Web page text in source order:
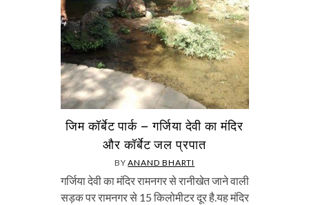
जिम कॉर्बेट पार्क – गर्जिया देवी का मंदिर
और कॉर्बेट जल प्रपात
BYANAND BHARTI
गर्जिया देवी का मंदिर रामनगर से रानीखेत जाने वाली
सड़क पर रामनगर से 15 किलोमीटर दूर है.यह मंदिर